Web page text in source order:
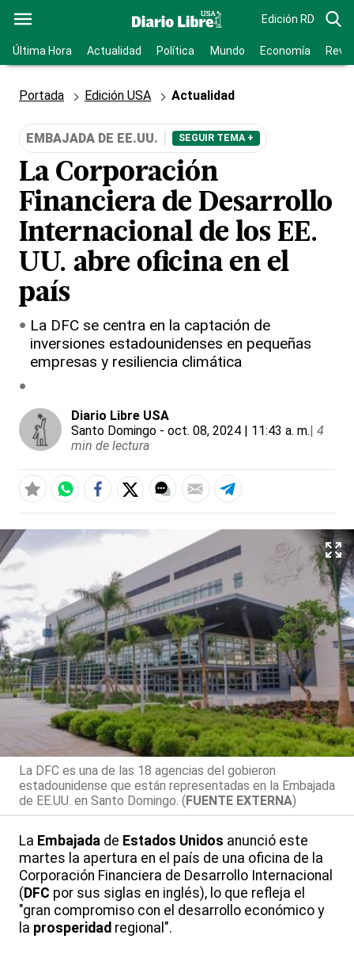
Edición RD
Última Hora Actualidad Política Mundo Economía
Portada Edición USA Actualidad
EMBAJADA DE EE.UU. SEGUIR TEMA +
La Corporación
Financiera de Desarrollo
Internacional de los EE.
UU. abre oficina en el
país
La DFC se centra en la captación de
inversiones estadounidenses en pequeñas
empresas y resiliencia climática
Diario Libre USA
Santo Domingo - oct. 08, 2024 | 11:43 a. m.| 4
min de lectura
La DFC es una de las 18 agencias del gobieron
estadounidense que están representadas en la Embajada
de EE.UU. en Santo Domingo. (FUENTE EXTERNA)
La Embajada de Estados Unidos anunció este
martes la apertura en el país de una oficina de la
Corporación Financiera de Desarrollo Internacional
( DFC por sus siglas en inglés), lo que refleja el
"gran compromiso con el desarrollo económico y
la prosperidad regional".